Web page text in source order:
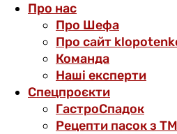
Про нас
Про Шефа
Про сайт
Команда
Наші експерти
Спецпроєкти
ГастроСпадок
Рецепти пасок з